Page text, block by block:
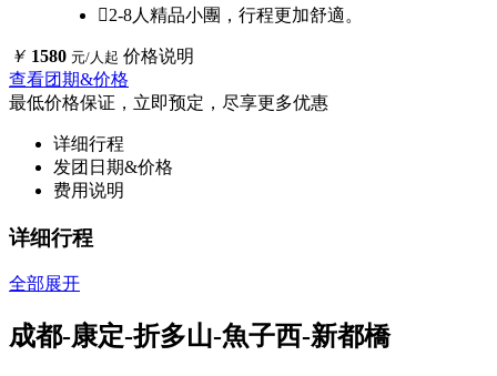
2-8人精品小團，行程更加舒適。
￥ 1580 元/人起 价格说明
查看团期&价格
最低价格保证，立即预定，尽享更多优惠
详细行程
发团日期&价格
费用说明
详细行程
全部展开
成都-康定-折多山-魚子西-新都橋